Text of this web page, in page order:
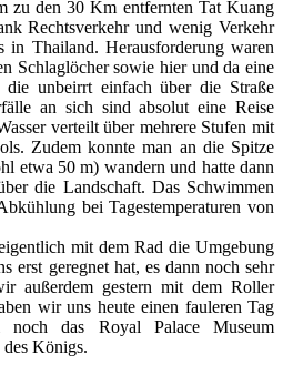
zu den 30 Km entfernten Tat Kuang
Rechtsverkehr und wenig Verkehr
in Thailand. Herausforderung waren
Schlaglöcher sowie hier und da eine
unbeirrt einfach über die Straße
an sich sind absolut eine Reise
verteilt über mehrere Stufen mit
Zudem konnte man an die Spitze
etwa 50 m) wandern und hatte dann
die Landschaft. Das Schwimmen
bei Tagestemperaturen von
mit dem Rad die Umgebung
erst geregnet hat, es dann noch sehr
außerdem gestern mit dem Roller
wir uns heute einen fauleren Tag
noch das Royal Palace Museum
des Königs.